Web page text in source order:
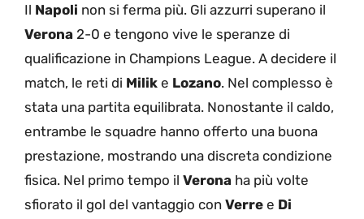
Il Napoli non si ferma più. Gli azzurri superano il
Verona 2-0 e tengono vive le speranze di
qualificazione in Champions League. A decidere il
match, le reti di Milik e Lozano. Nel complesso è
stata una partita equilibrata. Nonostante il caldo,
entrambe le squadre hanno offerto una buona
prestazione, mostrando una discreta condizione
fisica. Nel primo tempo il Verona ha più volte
sfiorato il gol del vantaggio con Verre e Di